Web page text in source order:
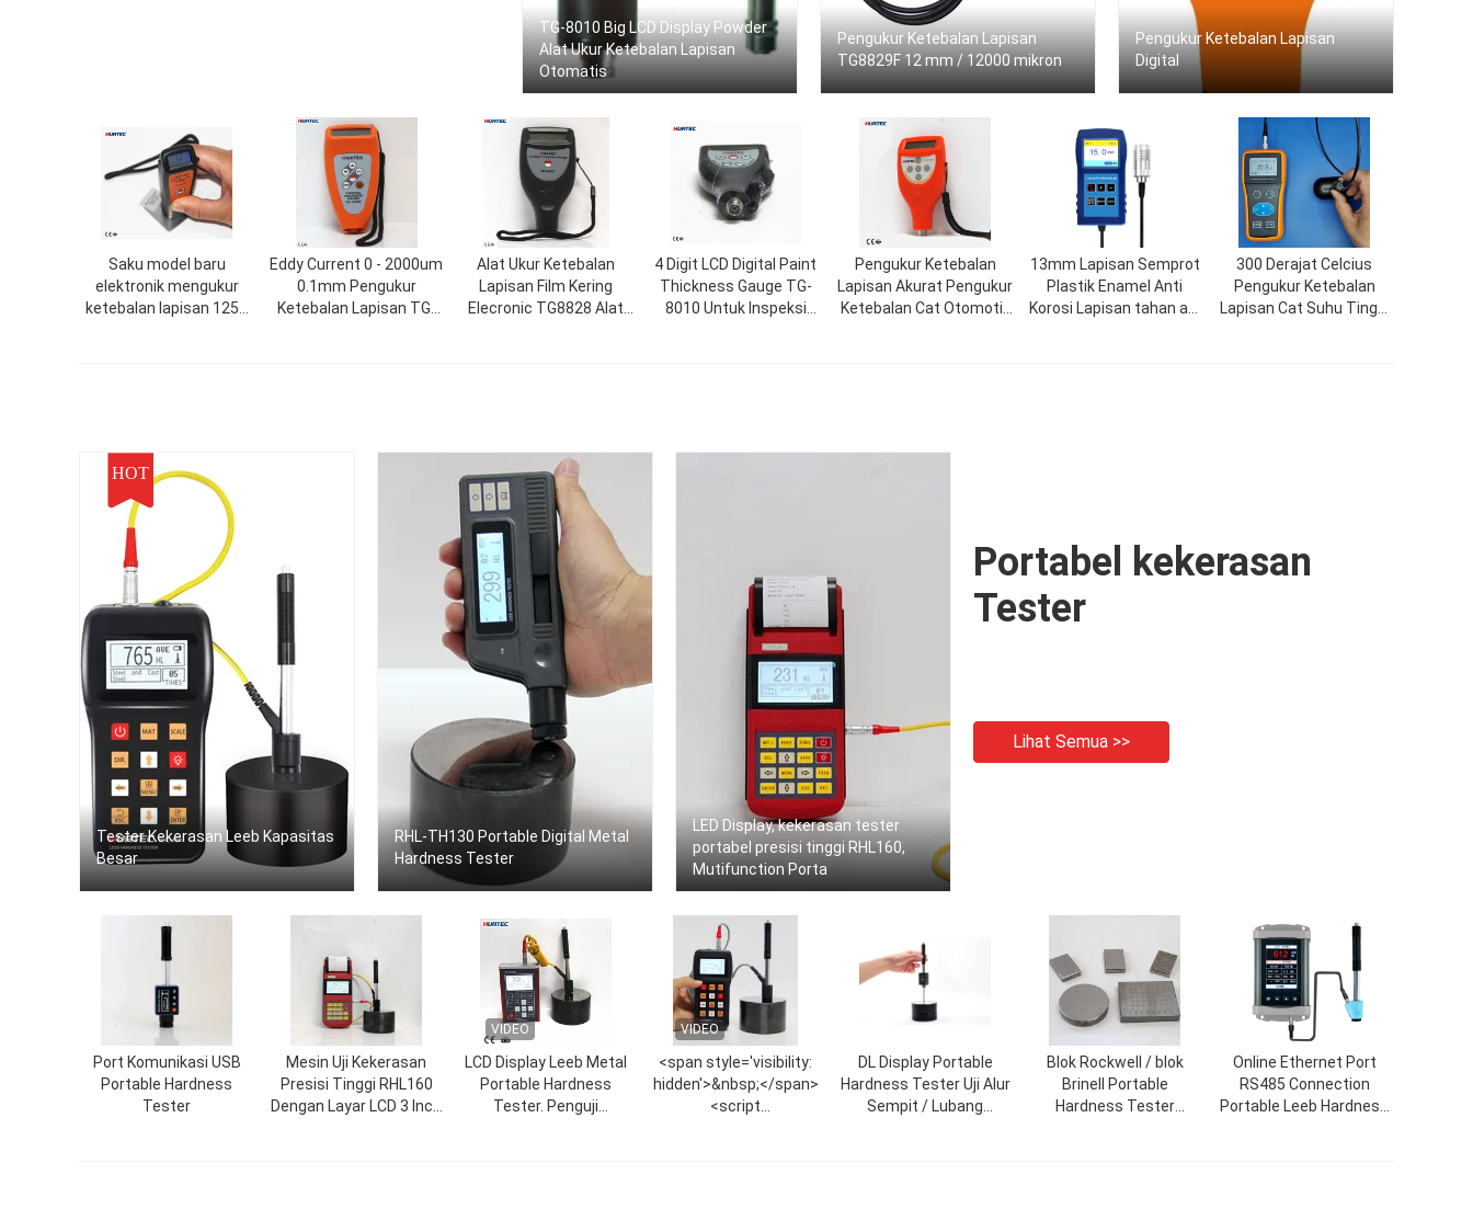
TG-8010 Big LCD Display Powder
Alat Ukur Ketebalan Lapisan
Otomatis
Pengukur Ketebalan Lapisan
TG8829F 12 mm / 12000 mikron
Pengukur Ketebalan Lapisan
Digital
Saku model baru
elektronik mengukur
ketebalan lapisan 1250
Eddy Current 0 - 2000um
0.1mm Pengukur
Ketebalan Lapisan TG-
Alat Ukur Ketebalan
Lapisan Film Kering
Elecronic TG8828 Alat
4 Digit LCD Digital Paint
Thickness Gauge TG-
8010 Untuk Inspeksi
Pengukur Ketebalan
Lapisan Akurat Pengukur
Ketebalan Cat Otomotif
13mm Lapisan Semprot
Plastik Enamel Anti
Korosi Lapisan tahan api
300 Derajat Celcius
Pengukur Ketebalan
Lapisan Cat Suhu Tinggi
HOT
Tester Kekerasan Leeb Kapasitas
Besar
RHL-TH130 Portable Digital Metal
Hardness Tester
LED Display, kekerasan tester
portabel presisi tinggi RHL160,
Mutifunction Porta
Portabel kekerasan
Tester
Lihat Semua >>
Port Komunikasi USB
Portable Hardness
Tester
Mesin Uji Kekerasan
Presisi Tinggi RHL160
Dengan Layar LCD 3 Inch
VIDEO
LCD Display Leeb Metal
Portable Hardness
Tester. Penguji
VIDEO
<span style='visibility:
hidden'>&nbsp;</span>
<script
DL Display Portable
Hardness Tester Uji Alur
Sempit / Lubang
Blok Rockwell / blok
Brinell Portable
Hardness Tester
Online Ethernet Port
RS485 Connection
Portable Leeb Hardness